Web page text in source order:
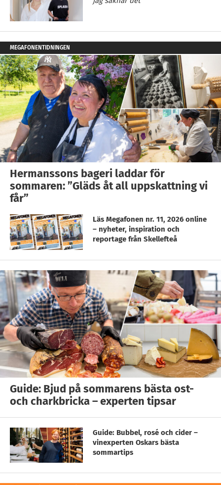
MEGAFONENTIDNINGEN
Hermanssons bageri laddar för
sommaren: ”Gläds åt all uppskattning vi
får”
Läs Megafonen nr. 11, 2026 online
– nyheter, inspiration och
reportage från Skellefteå
Guide: Bjud på sommarens bästa ost-
och charkbricka – experten tipsar
Guide: Bubbel, rosé och cider –
vinexperten Oskars bästa
sommartips